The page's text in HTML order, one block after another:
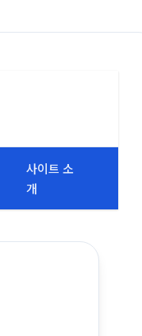
사이트 소
개